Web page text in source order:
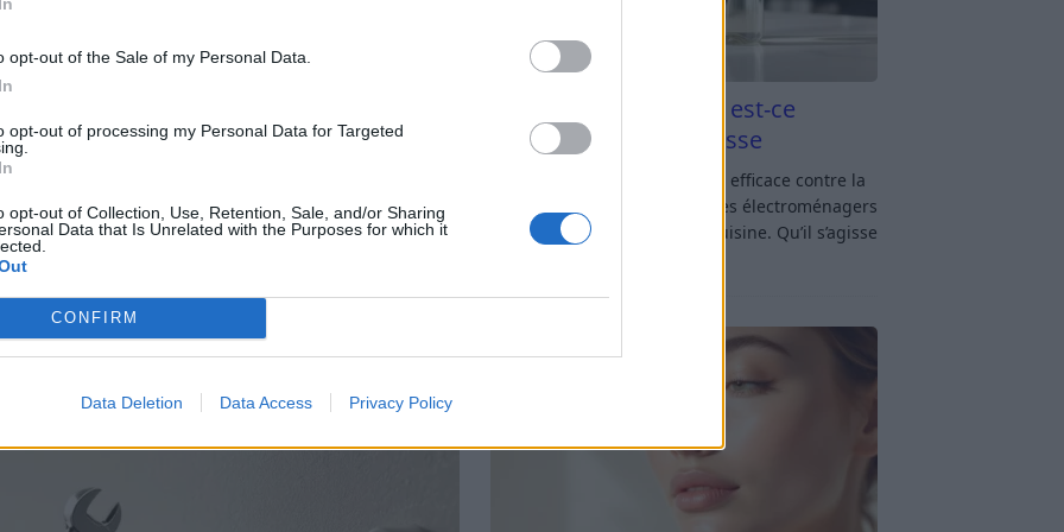
opt-out of the Sale of my Personal Data.
opt-out of processing my Personal Data for Targeted
opt-out of Collection, Use, Retention, Sale, and/or Sharing
Data that Is Unrelated with the Purposes for which it
CONFIRM
Data Deletion Data Access Privacy Policy
ça coûte et comment la
la réduire On ne le répétera jamais assez : les
consomment de l’énergie, souvent[…]
Vinaigre blanc et four est-ce
efficace contre la graisse
Vinaigre blanc et four : est-ce efficace contre la
graisse ? Le four fait partie des électroménagers
les plus sollicités dans une cuisine. Qu’il s’agisse